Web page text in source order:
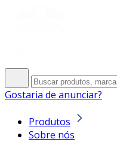
Gostaria de anunciar?
Produtos
Sobre nós